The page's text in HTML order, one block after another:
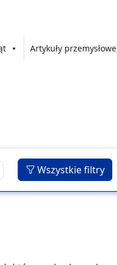
Artykuły przemysłowe
Wszystkie filtry